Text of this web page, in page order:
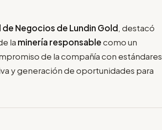
Negocios de Lundin Gold, destacó
la minería responsablecomo un
de la compañía con estándares
y generación de oportunidades para